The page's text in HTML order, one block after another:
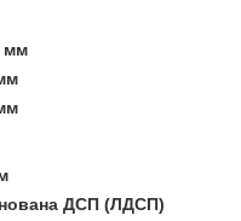
мм
ДСП (ЛДСП)